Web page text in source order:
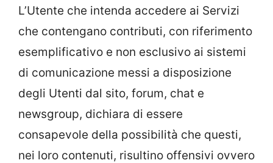
L’Utente che intenda accedere ai Servizi
che contengano contributi, con riferimento
esemplificativo e non esclusivo ai sistemi
di comunicazione messi a disposizione
degli Utenti dal sito, forum, chat e
newsgroup, dichiara di essere
consapevole della possibilità che questi,
nei loro contenuti, risultino offensivi ovvero